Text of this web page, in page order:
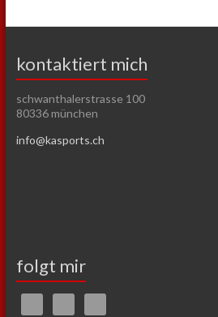
kontaktiert mich
schwanthalerstrasse 100
80336 münchen
info@kasports.ch
folgt mir